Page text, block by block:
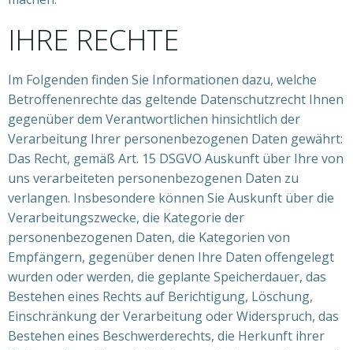
IHRE RECHTE
Im Folgenden finden Sie Informationen dazu, welche
Betroffenenrechte das geltende Datenschutzrecht Ihnen
gegenüber dem Verantwortlichen hinsichtlich der
Verarbeitung Ihrer personenbezogenen Daten gewährt:
Das Recht, gemäß Art. 15 DSGVO Auskunft über Ihre von
uns verarbeiteten personenbezogenen Daten zu
verlangen. Insbesondere können Sie Auskunft über die
Verarbeitungszwecke, die Kategorie der
personenbezogenen Daten, die Kategorien von
Empfängern, gegenüber denen Ihre Daten offengelegt
wurden oder werden, die geplante Speicherdauer, das
Bestehen eines Rechts auf Berichtigung, Löschung,
Einschränkung der Verarbeitung oder Widerspruch, das
Bestehen eines Beschwerderechts, die Herkunft ihrer